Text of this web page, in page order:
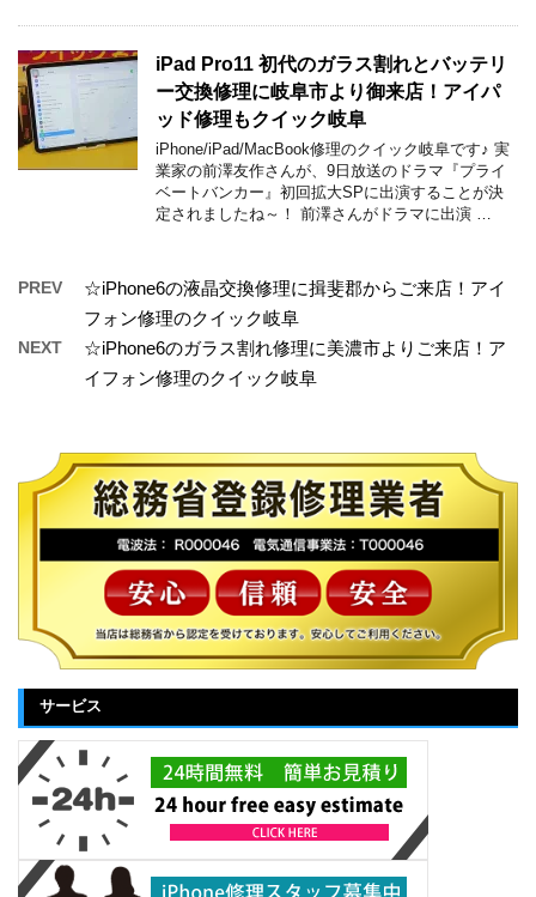
iPad Pro11 初代のガラス割れとバッテリ
ー交換修理に岐阜市より御来店！アイパ
ッド修理もクイック岐阜
iPhone/iPad/MacBook修理のクイック岐阜です♪ 実
業家の前澤友作さんが、9日放送のドラマ『プライ
ベートバンカー』初回拡大SPに出演することが決
定されましたね～！ 前澤さんがドラマに出演 …
PREV
☆iPhone6の液晶交換修理に揖斐郡からご来店！アイ
フォン修理のクイック岐阜
NEXT
☆iPhone6のガラス割れ修理に美濃市よりご来店！ア
イフォン修理のクイック岐阜
サービス